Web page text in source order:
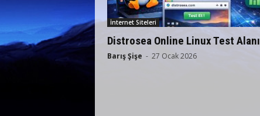
İnternet Siteleri
Distrosea Online Linux Test Alanı
Barış Şişe - 27 Ocak 2026